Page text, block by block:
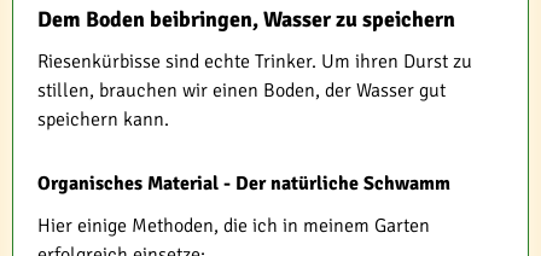
Dem Boden beibringen, Wasser zu speichern
Riesenkürbisse sind echte Trinker. Um ihren Durst zu
stillen, brauchen wir einen Boden, der Wasser gut
speichern kann.
Organisches Material - Der natürliche Schwamm
Hier einige Methoden, die ich in meinem Garten